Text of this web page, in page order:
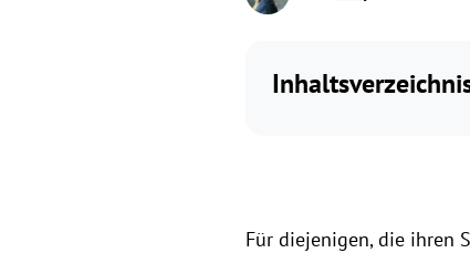
Für diejenigen, die ihren